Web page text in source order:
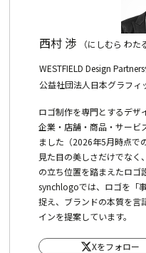
西村 渉
（にしむら わた
WESTFIELD Design
公益社団法人日本グラフィ
ロゴ制作を専門とするデザ
企業・店舗・商品・サービ
ました（2026年5月時点で
見た目の美しさだけでなく
の立ち位置を踏まえたロゴ
synchlogoでは、ロゴを「
捉え、ブランドの本質を言
インを提案しています。
Xをフォロー